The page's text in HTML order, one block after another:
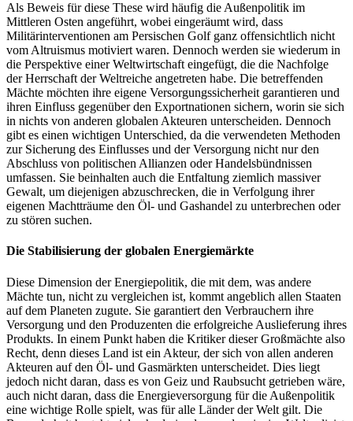
Als Beweis für diese These wird häufig die Außenpolitik im
Mittleren Osten angeführt, wobei eingeräumt wird, dass
Militärinterventionen am Persischen Golf ganz offensichtlich nicht
vom Altruismus motiviert waren. Dennoch werden sie wiederum in
die Perspektive einer Weltwirtschaft eingefügt, die die Nachfolge
der Herrschaft der Weltreiche angetreten habe. Die betreffenden
Mächte möchten ihre eigene Versorgungssicherheit garantieren und
ihren Einfluss gegenüber den Exportnationen sichern, worin sie sich
in nichts von anderen globalen Akteuren unterscheiden. Dennoch
gibt es einen wichtigen Unterschied, da die verwendeten Methoden
zur Sicherung des Einflusses und der Versorgung nicht nur den
Abschluss von politischen Allianzen oder Handelsbündnissen
umfassen. Sie beinhalten auch die Entfaltung ziemlich massiver
Gewalt, um diejenigen abzuschrecken, die in Verfolgung ihrer
eigenen Machtträume den Öl- und Gashandel zu unterbrechen oder
zu stören suchen.
Die Stabilisierung der globalen Energiemärkte
Diese Dimension der Energiepolitik, die mit dem, was andere
Mächte tun, nicht zu vergleichen ist, kommt angeblich allen Staaten
auf dem Planeten zugute. Sie garantiert den Verbrauchern ihre
Versorgung und den Produzenten die erfolgreiche Auslieferung ihres
Produkts. In einem Punkt haben die Kritiker dieser Großmächte also
Recht, denn dieses Land ist ein Akteur, der sich von allen anderen
Akteuren auf den Öl- und Gasmärkten unterscheidet. Dies liegt
jedoch nicht daran, dass es von Geiz und Raubsucht getrieben wäre,
auch nicht daran, dass die Energieversorgung für die Außenpolitik
eine wichtige Rolle spielt, was für alle Länder der Welt gilt. Die